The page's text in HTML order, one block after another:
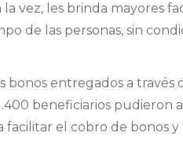
vez, les brinda mayores
de las personas, sin
entregados a
beneficiarios
facilitar el cobro de bonos